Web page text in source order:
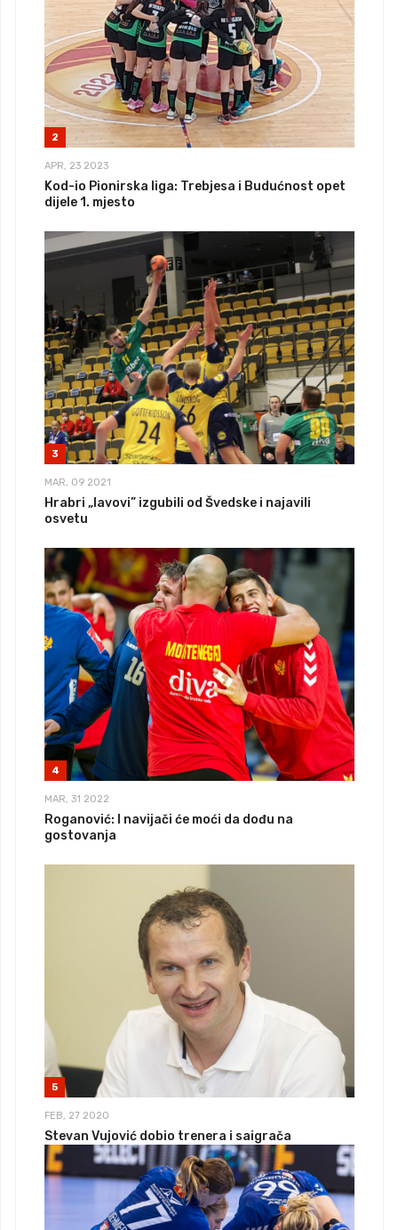
2
APR, 23 2023
Kod-io Pionirska liga: Trebjesa i Budućnost opet
dijele 1. mjesto
3
MAR, 09 2021
Hrabri „lavovi” izgubili od Švedske i najavili
osvetu
4
MAR, 31 2022
Roganović: I navijači će moći da dođu na
gostovanja
5
FEB, 27 2020
Stevan Vujović dobio trenera i saigrača